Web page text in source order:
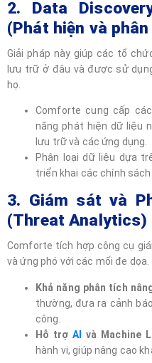
2. Data
(Phát hiện và
Giải pháp này giúp các tổ
lưu trữ ở đâu và được sử
họ.
Comforte cung cấp
năng phát hiện dữ liệu
lưu trữ và các ứng dụng.
Phân loại dữ liệu dựa
triển khai các chính
3. Giám sát và
(Threat Analytics)
Comforte tích hợp công cụ
và ứng phó với các mối đe dọa.
Khả năng phân tích
thường, đưa ra cảnh
công.
Hỗ trợAI và Machine
hành vi, giúp nâng cao